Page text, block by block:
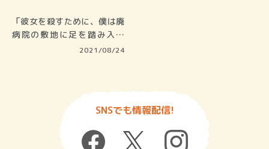
「彼女を殺すために、僕は廃
病院の敷地に足を踏み入れ
2021/08/24
SNSでも情報配信!